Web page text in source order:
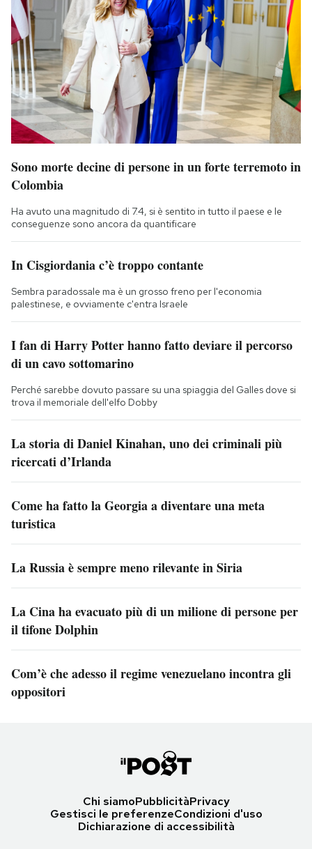
Sono morte decine di persone in un forte terremoto in
Colombia
Ha avuto una magnitudo di 7.4, si è sentito in tutto il paese e le
conseguenze sono ancora da quantificare
In Cisgiordania c’è troppo contante
Sembra paradossale ma è un grosso freno per l'economia
palestinese, e ovviamente c'entra Israele
I fan di Harry Potter hanno fatto deviare il percorso
di un cavo sottomarino
Perché sarebbe dovuto passare su una spiaggia del Galles dove si
trova il memoriale dell'elfo Dobby
La storia di Daniel Kinahan, uno dei criminali più
ricercati d’Irlanda
Come ha fatto la Georgia a diventare una meta
turistica
La Russia è sempre meno rilevante in Siria
La Cina ha evacuato più di un milione di persone per
il tifone Dolphin
Com’è che adesso il regime venezuelano incontra gli
oppositori
Chi siamoPubblicitàPrivacy
Gestisci le preferenzeCondizioni d'uso
Dichiarazione di accessibilità